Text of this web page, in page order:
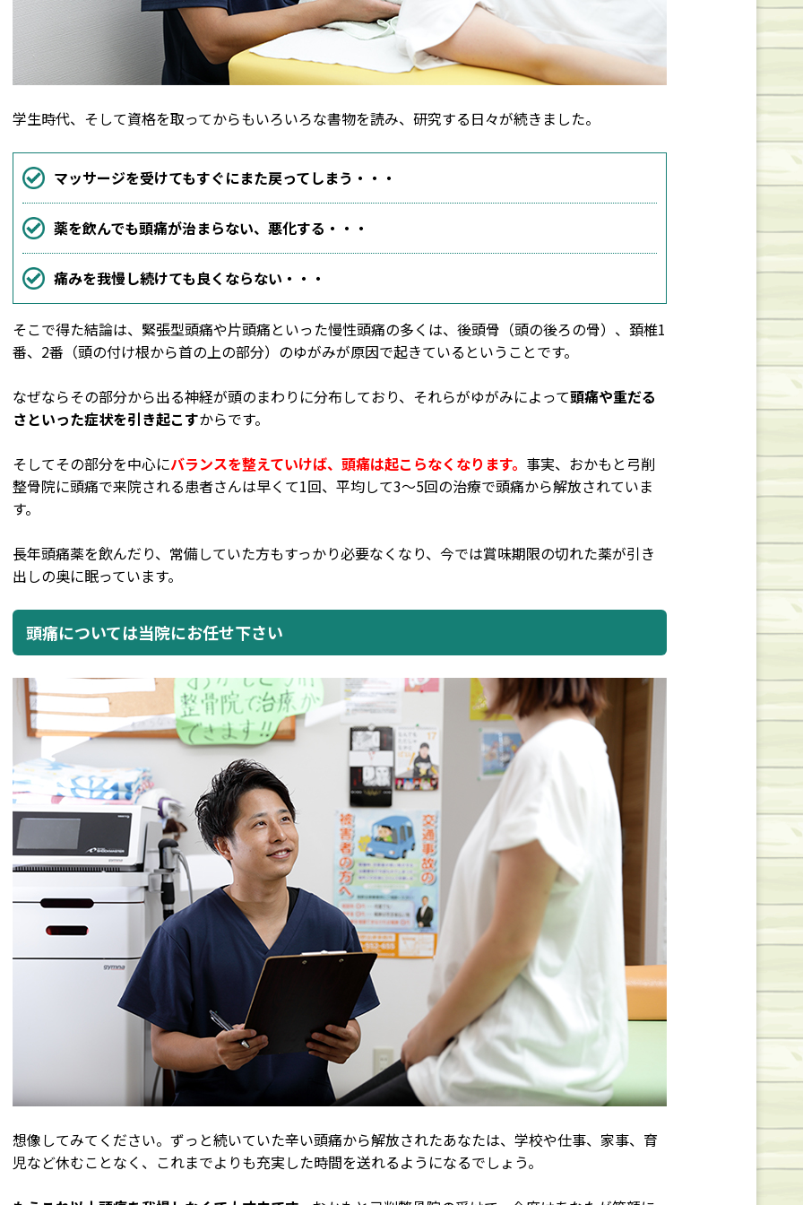
学生時代、そして資格を取ってからもいろいろな書物を読み、研究する日々が続きました。
マッサージを受けてもすぐにまた戻ってしまう・・・
薬を飲んでも頭痛が治まらない、悪化する・・・
痛みを我慢し続けても良くならない・・・
そこで得た結論は、緊張型頭痛や片頭痛といった慢性頭痛の多くは、後頭骨（頭の後ろの骨）、頚椎1
番、2番（頭の付け根から首の上の部分）のゆがみが原因で起きているということです。
なぜならその部分から出る神経が頭のまわりに分布しており、それらがゆがみによって頭痛や重だる
さといった症状を引き起こすからです。
そしてその部分を中心にバランスを整えていけば、頭痛は起こらなくなります。 事実、おかもと弓削
整骨院に頭痛で来院される患者さんは早くて1回、平均して3～5回の治療で頭痛から解放されていま
す。
長年頭痛薬を飲んだり、常備していた方もすっかり必要なくなり、今では賞味期限の切れた薬が引き
出しの奥に眠っています。
頭痛については当院にお任せ下さい
想像してみてください。ずっと続いていた辛い頭痛から解放されたあなたは、学校や仕事、家事、育
児など休むことなく、これまでよりも充実した時間を送れるようになるでしょう。